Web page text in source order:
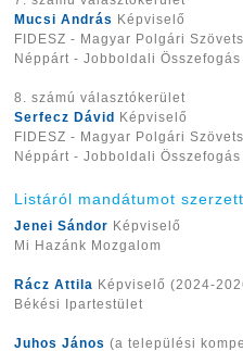
Mucsi András Képviselő
FIDESZ - Magyar Polgári
Néppárt - Jobboldali
8. számú választókerület
Serfecz Dávid Képviselő
FIDESZ - Magyar Polgári
Néppárt - Jobboldali
Listáról mandátumot
Jenei Sándor Képviselő
Mi Hazánk Mozgalom
Rácz Attila Képviselő (2024-
Békési Ipartestület
Juhos János (a települési